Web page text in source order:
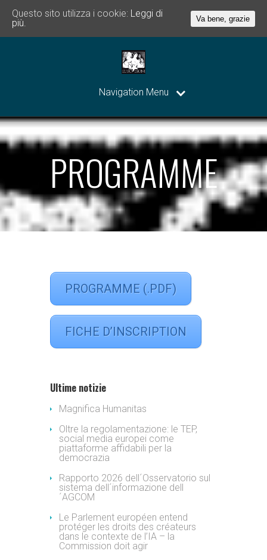
Navigation Menu
PROGRAMME
PROGRAMME (.PDF)
FICHE D’INSCRIPTION
Ultime notizie
Magnifica Humanitas
Oltre la regolamentazione: le TEP,
social media europei come
piattaforme affidabili per la
democrazia
Rapporto 2026 dell´Osservatorio sul
sistema dell´informazione dell
´AGCOM
Le Parlement européen entend
protéger les droits des créateurs
dans le contexte de l’IA – la
Commission doit agir
Questo sito utilizza i cookie: Leggi di
più.
Va bene, grazie